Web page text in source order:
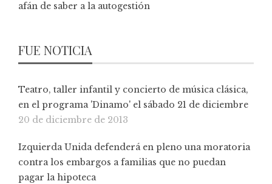
afán de saber a la autogestión
FUE NOTICIA
Teatro, taller infantil y concierto de música clásica,
en el programa 'Dinamo' el sábado 21 de diciembre
20 de diciembre de 2013
Izquierda Unida defenderá en pleno una moratoria
contra los embargos a familias que no puedan
pagar la hipoteca